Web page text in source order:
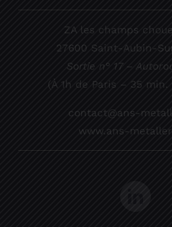
ZA les champs
27600 Saint-Aubin-
Sortie n° 17 –
(À 1h de Paris – 35 min.
contact@ans-
www.ans-